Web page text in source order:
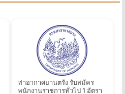
ท่าอากาศยานตรัง รับสมัคร
พนักงานราชการทั่วไป 1 อัตรา